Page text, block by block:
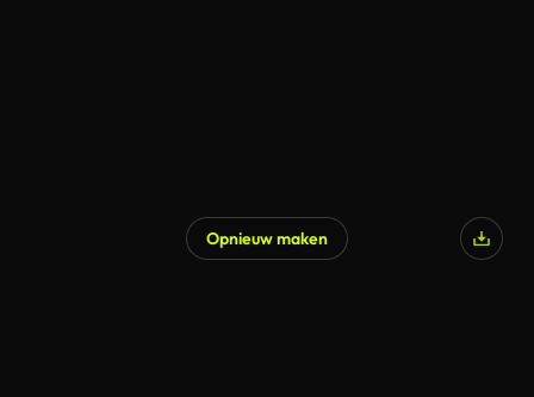
Opnieuw maken